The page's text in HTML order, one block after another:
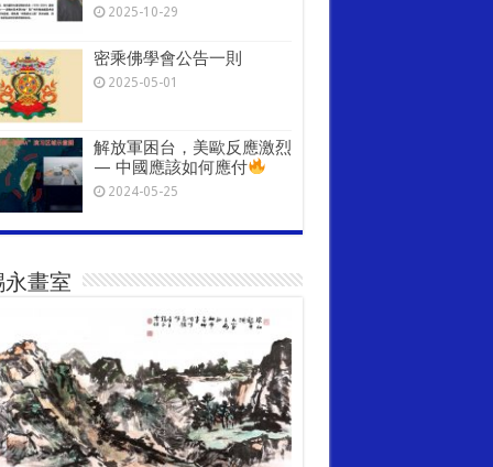
2025-10-29
密乘佛學會公告一則
2025-05-01
解放軍困台，美歐反應激烈
— 中國應該如何應付
2024-05-25
永畫室